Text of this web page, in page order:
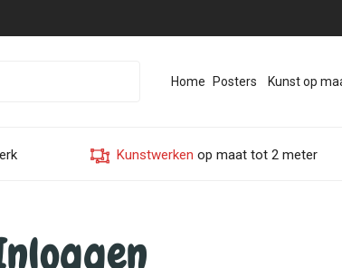
Home Posters Kunst op
Kunstwerken op maat tot 2 meter